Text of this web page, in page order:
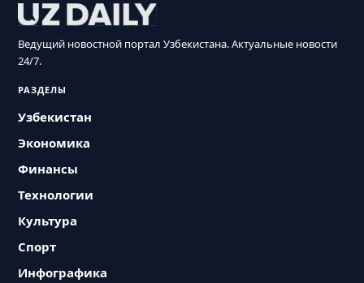
Ведущий новостной портал Узбекистана. Актуальные новости
24/7.
РАЗДЕЛЫ
Узбекистан
Экономика
Финансы
Технологии
Культура
Спорт
Инфографика